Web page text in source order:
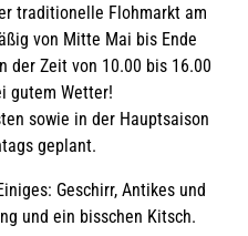
traditionelle Flohmarkt am
von Mitte Mai bis Ende
der Zeit von 10.00 bis 16.00
gutem Wetter!
sowie in der Hauptsaison
geplant.
Geschirr, Antikes und
und ein bisschen Kitsch.